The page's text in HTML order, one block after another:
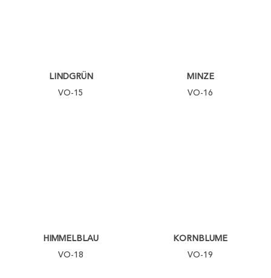
LINDGRÜN
VO-15
MINZE
VO-16
HIMMELBLAU
VO-18
KORNBLUME
VO-19